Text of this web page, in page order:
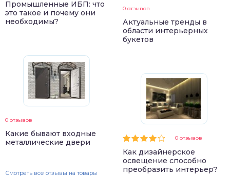
Промышленные ИБП: что
это такое и почему они
необходимы?
0 отзывов
Какие бывают входные
металлические двери
Смотреть все отзывы на товары
0 отзывов
Актуальные тренды в
области интерьерных
букетов
0 отзывов
Как дизайнерское
освещение способно
преобразить интерьер?